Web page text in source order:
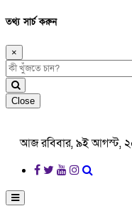
তথ্য সার্চ করুন
×
Close
আজ রবিবার, ৯ই আগস্ট,